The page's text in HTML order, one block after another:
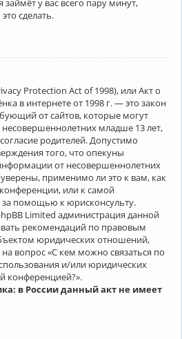
сделать.
Protection Act of 1998), или Акт о
в интернете от 1998 г. — это закон
от сайтов, которые могут
младше 13 лет,
родителей. Допустимо
того, что опекуны
от несовершеннолетних
применимо ли это к вам, как
или к самой
за помощью к юрисконсульту.
Limited администрация данной
рекомендаций по правовым
юридических отношений,
вопрос «С кем можно связаться по
и/или юридических
конференцией?».
в России данный акт не имеет